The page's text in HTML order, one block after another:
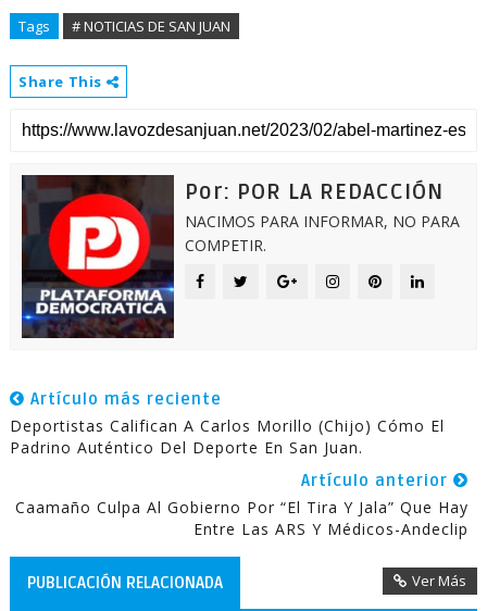
Tags # NOTICIAS DE SAN JUAN
Share This
Por: POR LA REDACCIÓN
NACIMOS PARA INFORMAR, NO PARA
COMPETIR.
Artículo más reciente
Deportistas Califican A Carlos Morillo (Chijo) Cómo El
Padrino Auténtico Del Deporte En San Juan.
Artículo anterior
Caamaño Culpa Al Gobierno Por “el Tira Y Jala” Que Hay
Entre Las ARS Y Médicos-Andeclip
PUBLICACIÓN RELACIONADA Ver Más